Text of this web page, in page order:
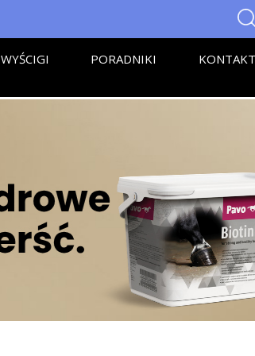
WYŚCIGI PORADNIKI KONTAKT